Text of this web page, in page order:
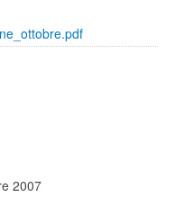
2007